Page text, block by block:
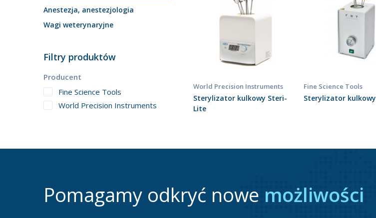
Anestezja, anestezjologia
Wagi weterynaryjne
Filtry produktów
Producent
Fine Science Tools
World Precision Instruments
World Precision Instruments
Sterylizator kulkowy Steri-
Lite
Fine Science Tools
Sterylizator kulkowy
Pomagamy odkryć nowe możliwości